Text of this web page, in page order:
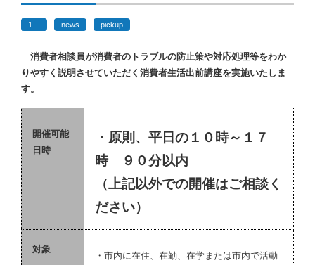
1 news pickup
消費者相談員が消費者のトラブルの防止策や対応処理等をわか
りやすく説明させていただく消費者生活出前講座を実施いたしま
す。
開催可能
日時
・原則、平日の１０時～１７
時 ９０分以内
（上記以外での開催はご相談く
ださい）
対象
・市内に在住、在勤、在学または市内で活動